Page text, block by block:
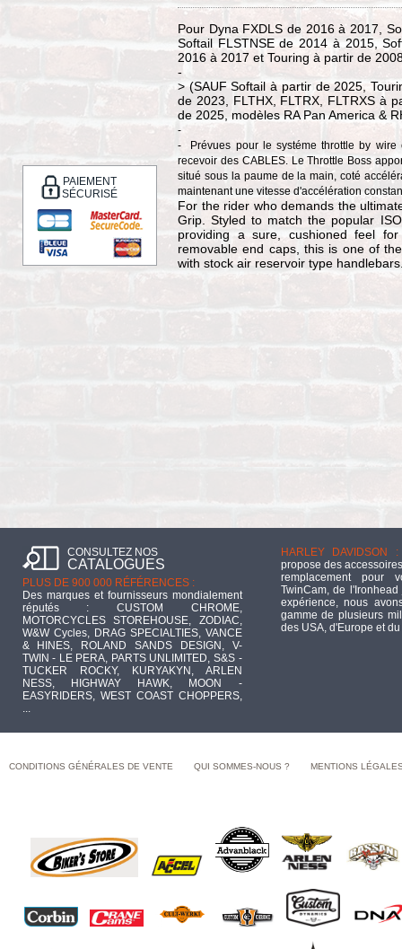
PAIEMENT
SÉCURISÉ
Pour Dyna FXDLS de 2016 à 2017,
Softail FLSTNSE de 2014 à 2015,
2016 à 2017 et Touring à partir de
-
> (SAUF Softail à partir de 2025,
de 2023, FLTHX, FLTRX, FLTRXS à
de 2025, modèles RA Pan America &
-
-
Prévues pour le systéme throttle by
recevoir des CABLES. Le Throttle Boss
situé sous la paume de la main, coté
maintenant une vitesse d'accélération
For the rider who demands the
Grip. Styled to match the popular
providing a sure, cushioned feel
removable end caps, this is one of
with stock air reservoir type
CONSULTEZ NOS
CATALOGUES
PLUS DE 900 000 RÉFÉRENCES :
Des marques et fournisseurs mondialement
réputés : CUSTOM CHROME,
MOTORCYCLES STOREHOUSE, ZODIAC,
W&W Cycles, DRAG SPECIALTIES, VANCE
& HINES, ROLAND SANDS DESIGN, V-
TWIN - LE PERA, PARTS UNLIMITED, S&S -
TUCKER ROCKY, KURYAKYN, ARLEN
NESS, HIGHWAY HAWK, MOON -
EASYRIDERS, WEST COAST CHOPPERS,
...
HARLEY DAVIDSON :
propose des
remplacement pour
TwinCam, de
expérience, nous
gamme de plusieurs
des USA, d'Europe et
CONDITIONS GÉNÉRALES DE VENTE QUI SOMMES-NOUS ? MENTIONS